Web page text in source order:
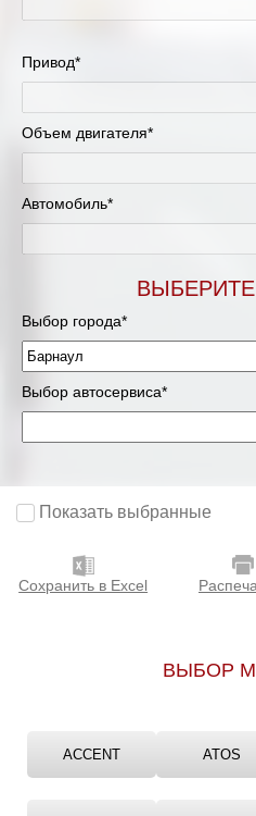
Привод*
Объем двигателя*
Автомобиль*
Выбор города*
Выбор автосервиса*
Показать выбранные
Сохранить в Excel
ВЫБОР
ACCENT ATOS